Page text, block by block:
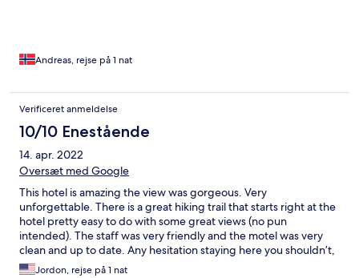
Andreas, rejse på 1 nat
Verificeret anmeldelse
10/10 Enestående
14. apr. 2022
Oversæt med Google
This hotel is amazing the view was gorgeous. Very
unforgettable. There is a great hiking trail that starts right at the
hotel pretty easy to do with some great views (no pun
intended). The staff was very friendly and the motel was very
clean and up to date. Any hesitation staying here you shouldn’t,
the view of Monument Valley alone is worth it.
Jordon, rejse på 1 nat